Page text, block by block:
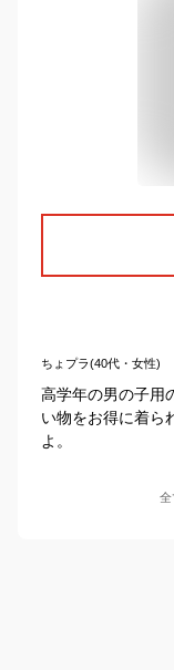
ちょプラ(40代・女性)
高学年の男の子用
い物をお得に着ら
よ。
全